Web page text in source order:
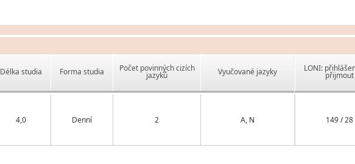
Délka studia Forma studia Počet povinných cizích
jazyků Vyučované jazyky
4,0 Denní 2 A, N
LONI:
přijmout
149 / 28